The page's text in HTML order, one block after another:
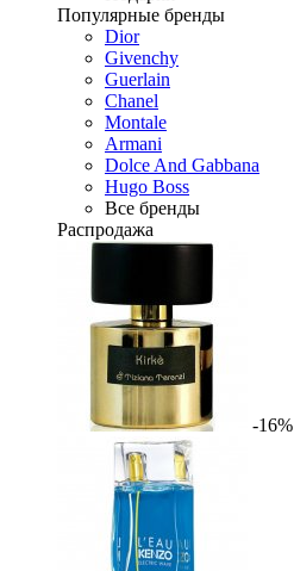
Популярные бренды
Dior
Givenchy
Guerlain
Chanel
Montale
Armani
Dolce And Gabbana
Hugo Boss
Все бренды
Распродажа
-16%